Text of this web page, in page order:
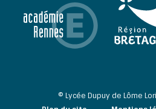
© Lycée Dupuy de Lôme